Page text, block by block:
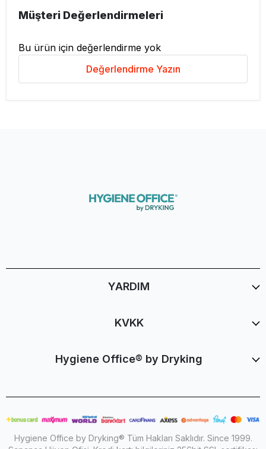
Müşteri Değerlendirmeleri
Bu ürün için değerlendirme yok
Değerlendirme Yazın
YARDIM
KVKK
Hygiene Office® by Dryking
Hygiene Office by Dryking® Tüm Hakları Saklıdır. Since 1999.